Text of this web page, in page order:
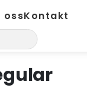
ossKontakt